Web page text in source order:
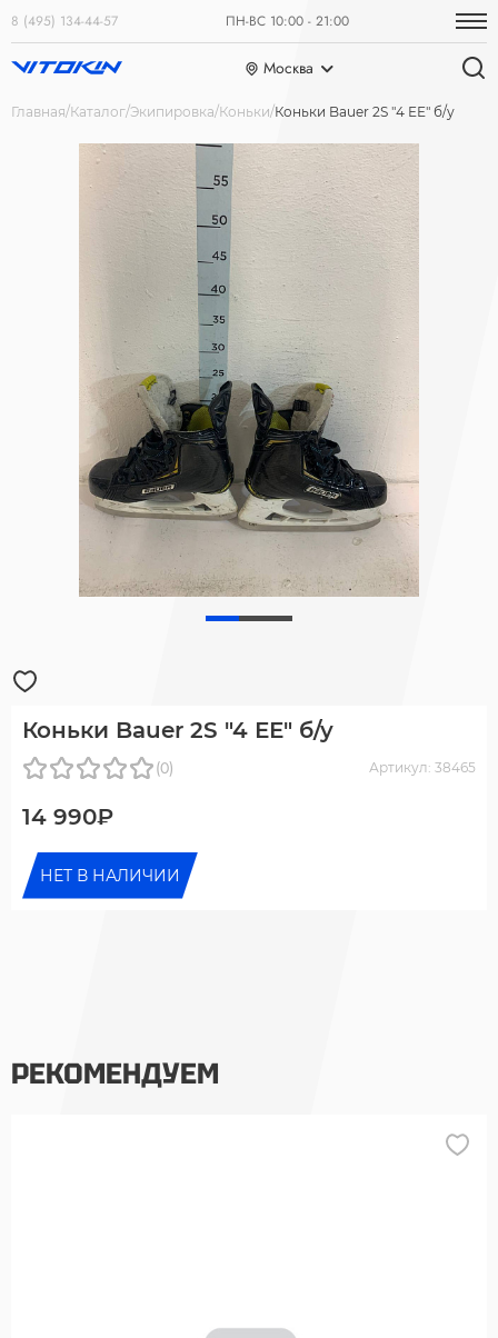
8 (495) 134-44-57 ПН-ВС 10:00 - 21:00
Москва
Главная Каталог Экипировка Коньки Коньки Bauer 2S "4 ЕЕ" б/у
Коньки Bauer 2S "4 ЕЕ" б/у
(0) Артикул: 38465
14 990₽
НЕТ В НАЛИЧИИ
РЕКОМЕНДУЕМ